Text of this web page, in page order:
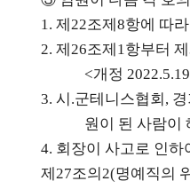
1. 제22조제8항에 따
2. 제26조제 1항부터 제
<개정
3. 시 .군테니스협회 ,
원이 된 사람이
4. 회장이 사고로 인
제27조의2(명예직의